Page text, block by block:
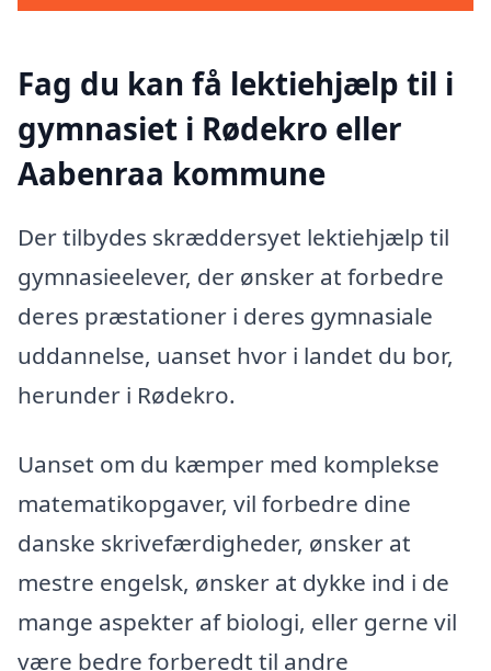
Fag du kan få lektiehjælp til i
gymnasiet i Rødekro eller
Aabenraa kommune
Der tilbydes skræddersyet lektiehjælp til
gymnasieelever, der ønsker at forbedre
deres præstationer i deres gymnasiale
uddannelse, uanset hvor i landet du bor,
herunder i Rødekro.
Uanset om du kæmper med komplekse
matematikopgaver, vil forbedre dine
danske skrivefærdigheder, ønsker at
mestre engelsk, ønsker at dykke ind i de
mange aspekter af biologi, eller gerne vil
være bedre forberedt til andre